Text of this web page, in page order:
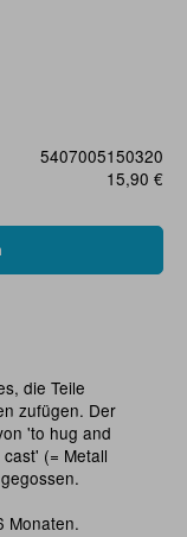
5407005150320
15,90 €
die Teile
zufügen. Der
'to hug and
(= Metall
Monaten.